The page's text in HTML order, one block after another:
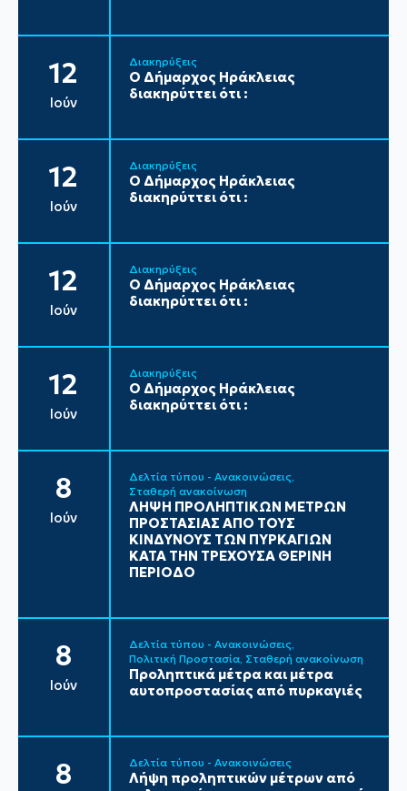
12
Ιούν
Διακηρύξεις
Ο Δήμαρχος Ηράκλειας
διακηρύττει ότι :
12
Ιούν
Διακηρύξεις
Ο Δήμαρχος Ηράκλειας
διακηρύττει ότι :
12
Ιούν
Διακηρύξεις
Ο Δήμαρχος Ηράκλειας
διακηρύττει ότι :
12
Ιούν
Διακηρύξεις
Ο Δήμαρχος Ηράκλειας
διακηρύττει ότι :
8
Ιούν
Δελτία τύπου - Ανακοινώσεις
Σταθερή ανακοίνωση
ΛΗΨΗ ΠΡΟΛΗΠΤΙΚΩΝ ΜΕΤΡΩΝ
ΠΡΟΣΤΑΣΙΑΣ ΑΠΟ ΤΟΥΣ
ΚΙΝΔΥΝΟΥΣ ΤΩΝ ΠΥΡΚΑΓΙΩΝ
ΚΑΤΑ ΤΗΝ ΤΡΕΧΟΥΣΑ ΘΕΡΙΝΗ
ΠΕΡΙΟΔΟ
8
Ιούν
Δελτία τύπου - Ανακοινώσεις
Πολιτική Προστασία Σταθερή ανακοίνωση
Προληπτικά μέτρα και μέτρα
αυτοπροστασίας από πυρκαγιές
8 Δελτία τύπου - Ανακοινώσεις
Λήψη προληπτικών μέτρων από